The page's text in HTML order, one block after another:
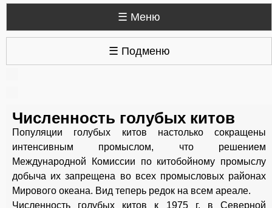
☰ Меню
☰ Подменю
Численность голубых китов
Популяции голубых китов настолько сокращены
интенсивным промыслом, что решением
Международной Комиссии по китобойному промыслу
добыча их запрещена во всех промысловых районах
Мирового океана. Вид теперь редок на всем ареале.
Численность голубых китов к 1975 г. в Северной